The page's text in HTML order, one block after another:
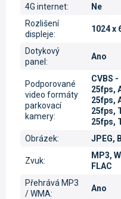
4G internet:
Ne
Rozlišení
displeje:
1024 x
Dotykový
panel :
Ano
Podporované
video formáty
parkovací
kamery:
CVBS -
25fps,
25fps,
25fps,
25fps,
Obrázek: JPEG,
Zvuk:
MP3,
FLAC
Přehrává MP3
/ WMA:
Ano